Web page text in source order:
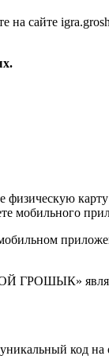
сайте
физическую
мобильного
код